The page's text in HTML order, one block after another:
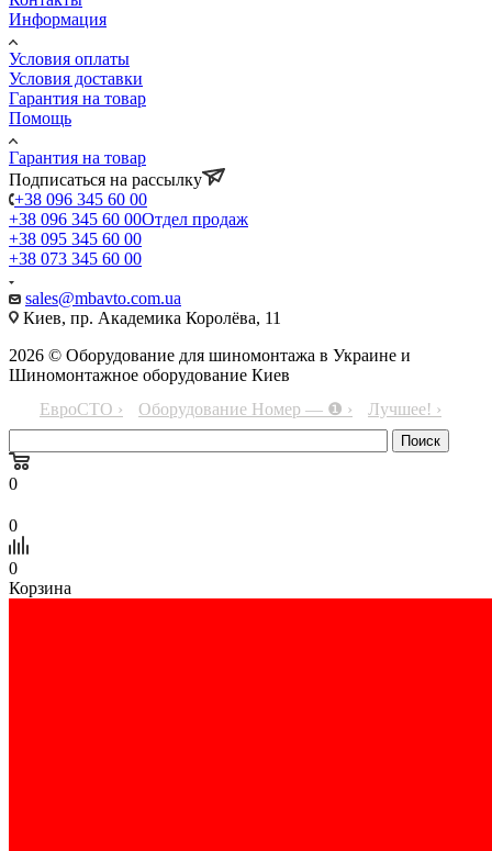
Информация
Условия оплаты
Условия доставки
Гарантия на товар
Помощь
Гарантия на товар
Подписаться на рассылку
+38 096 345 60 00
+38 096 345 60 00Отдел продаж
+38 095 345 60 00
+38 073 345 60 00
sales@mbavto.com.ua
Киев, пр. Академика Королёва, 11
2026 © Оборудование для шиномонтажа в Украине и
Шиномонтажное оборудование Киев
ЕвроСТО ›
Оборудование Номер — ❶ › Лучшее! ›
0
0
0
Корзина